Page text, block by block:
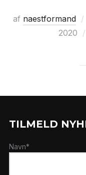
af naestformand
2020
TILMELD
Navn*